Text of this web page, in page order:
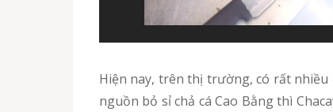
Hiện nay, trên thị trường, có rất nhiều địa chỉ phân phối cá chả Cao Bằng sỉ, lẻ phục vụ cho nhu cầu của người tiêu dùng. Nếu bạn đang lựa chọn
nguồn bỏ sỉ chả cá Cao Bằng thì